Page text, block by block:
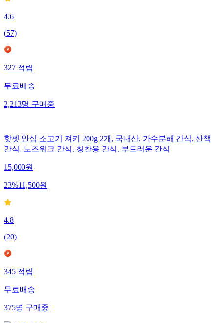
4.6
(57)
327 적립
무료배송
2,213명 구매중
핫펫 안심 소고기 져키 200g 2개, 국내산, 가수분해 간식, 산책
간식, 노즈워크 간식, 칭찬용 간식, 부드러운 간식
15,000원
23%11,500원
4.8
(20)
345적립
무료배송
375명구매중